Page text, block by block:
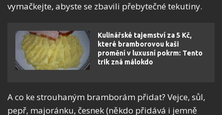
vymačkejte, abyste se zbavili přebytečné tekutiny.
Kulinářské tajemství za 5 Kč,
které bramborovou kaši
promění v luxusní pokrm: Tento
trik zná málokdo
A co ke strouhaným bramborám přidat? Vejce, sůl,
pepř, majoránku, česnek (někdo přidává i jemně